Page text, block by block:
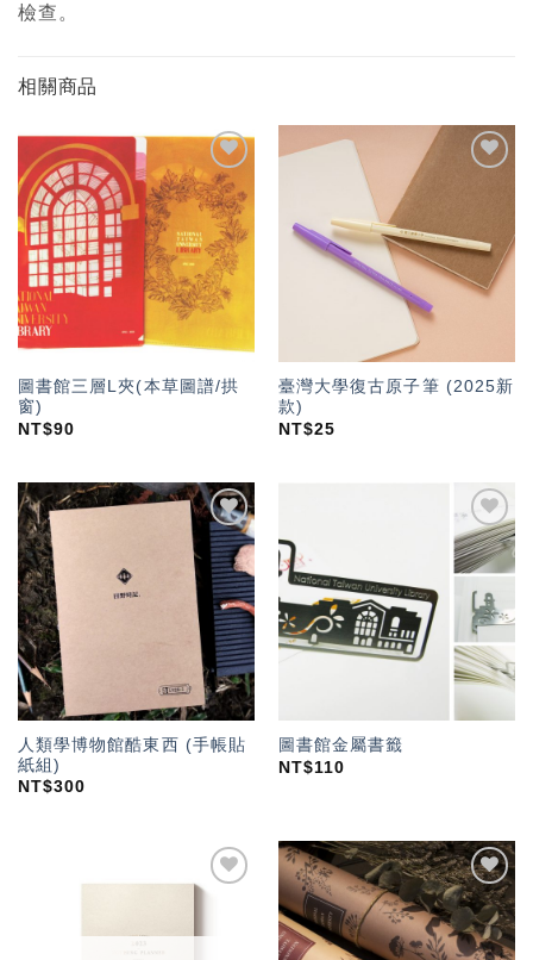
檢查。
相關商品
加入
「願
望輕
單」
圖書館三層L夾(本草圖譜/拱
窗)
NT$90
臺灣大學復古原子筆 (2025新
款)
NT$25
加入
「願
望輕
單」
人類學博物館酷東西 (手帳貼
紙組)
NT$300
加入
「願
望輕
單」
圖書館金屬書籤
NT$110
加入
「願
望輕
單」